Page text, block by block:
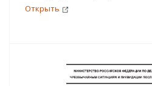
Открыть